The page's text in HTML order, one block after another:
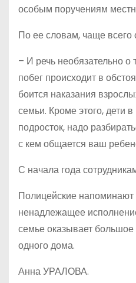
особым поручениям
По ее словам, чаще всего
– И речь необязательно о
побег происходит в
боится наказания
семьи. Кроме этого, дети
подросток, надо
с кем общается ваш
С начала года
Полицейские напоминают
ненадлежащее
семье оказывает
одного дома.
Анна УРАЛОВА.